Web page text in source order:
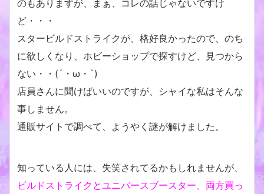
のもありますが、まぁ、コレの話じゃないですけ
ど・・・
スタービルドストライクが、格好良かったので、のち
に欲しくなり、ホビーショップで探すけど、見つから
ない・・(´・ω・`)
店員さんに聞けばいいのですが、シャイな私はそんな
事しません。
通販サイトで調べて、ようやく謎が解けました。
知っている人には、失笑されてるかもしれませんが、
ビルドストライクとユニバースブースター、両方買っ